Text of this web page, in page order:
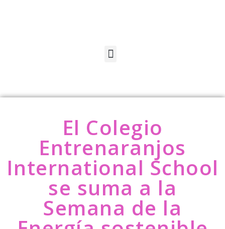
El Colegio
Entrenaranjos
International School
se suma a la
Semana de la